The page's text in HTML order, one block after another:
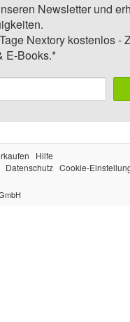
Newsletter und
Nextory kostenlos -
E-Books.*
Hilfe
Datenschutz Cookie-